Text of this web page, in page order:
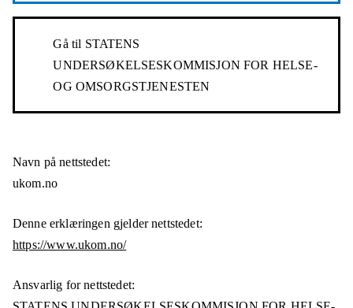
Gå til STATENS
UNDERSØKELSESKOMMISJON FOR HELSE-
OG OMSORGSTJENESTEN
Navn på nettstedet:
ukom.no
Denne erklæringen gjelder nettstedet:
https://www.ukom.no/
Ansvarlig for nettstedet: